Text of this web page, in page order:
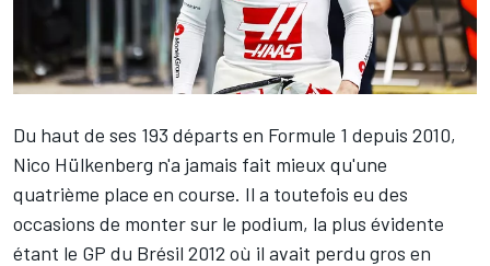
Du haut de ses 193 départs en Formule 1 depuis 2010,
Nico Hülkenberg n'a jamais fait mieux qu'une
quatrième place en course. Il a toutefois eu des
occasions de monter sur le podium, la plus évidente
étant le GP du Brésil 2012 où il avait perdu gros en